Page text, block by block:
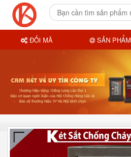
ĐỔI MÃ SẢN PHẨM